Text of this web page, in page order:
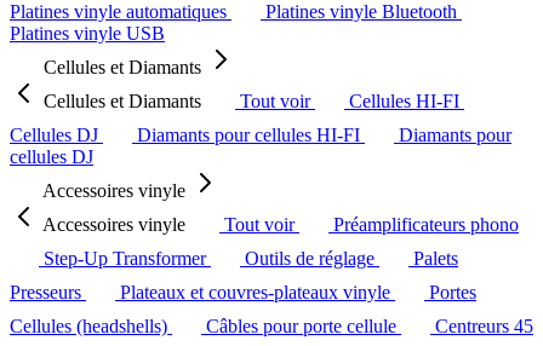
Platines vinyle automatiques
Platines vinyle Bluetooth
Platines vinyle USB
Cellules et Diamants
Cellules et Diamants
Tout voir
Cellules HI-FI
Cellules DJ
Diamants pour cellules HI-FI
Diamants pour
cellules DJ
Accessoires vinyle
Accessoires vinyle
Tout voir
Préamplificateurs phono
Step-Up Transformer
Outils de réglage
Palets
Presseurs
Plateaux et couvres-plateaux vinyle
Portes
Cellules (headshells)
Câbles pour porte cellule
Centreurs 45